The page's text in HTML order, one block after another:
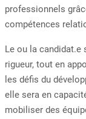
professionnels
compétences
Le ou la candidat.e
rigueur, tout en
les défis du
elle sera en
mobiliser des